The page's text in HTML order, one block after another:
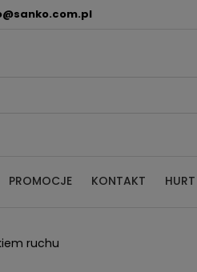
PROMOCJE KONTAKT
ruchu